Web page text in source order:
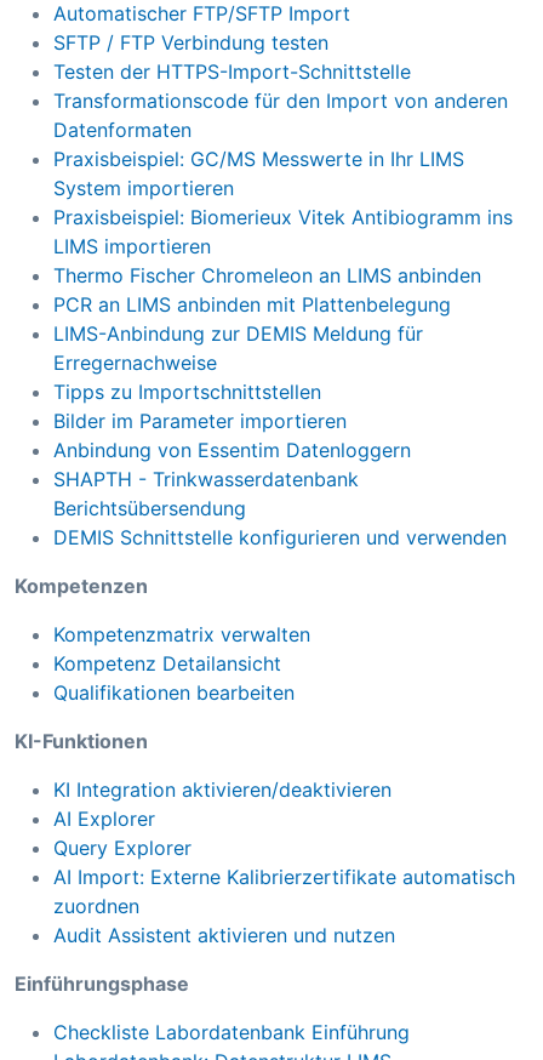
Automatischer FTP/SFTP Import
SFTP / FTP Verbindung testen
Testen der HTTPS-Import-Schnittstelle
Transformationscode für den Import von anderen
Datenformaten
Praxisbeispiel: GC/MS Messwerte in Ihr LIMS
System importieren
Praxisbeispiel: Biomerieux Vitek Antibiogramm ins
LIMS importieren
Thermo Fischer Chromeleon an LIMS anbinden
PCR an LIMS anbinden mit Plattenbelegung
LIMS-Anbindung zur DEMIS Meldung für
Erregernachweise
Tipps zu Importschnittstellen
Bilder im Parameter importieren
Anbindung von Essentim Datenloggern
SHAPTH - Trinkwasserdatenbank
Berichtsübersendung
DEMIS Schnittstelle konfigurieren und verwenden
Kompetenzen
Kompetenzmatrix verwalten
Kompetenz Detailansicht
Qualifikationen bearbeiten
KI-Funktionen
KI Integration aktivieren/deaktivieren
AI Explorer
Query Explorer
AI Import: Externe Kalibrierzertifikate automatisch
zuordnen
Audit Assistent aktivieren und nutzen
Einführungsphase
Checkliste Labordatenbank Einführung